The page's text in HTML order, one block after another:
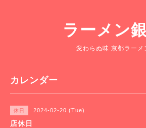
ラーメン
変わらぬ味 京都ラーメ
カレンダー
休日 2024-02-20 (Tue)
店休日